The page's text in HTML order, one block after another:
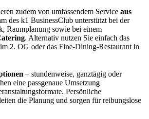
zudem von umfassendem Service aus
des k1 BusinessClub unterstützt bei der
Raumplanung sowie bei einem
. Alternativ nutzen Sie einfach das
2. OG oder das Fine-Dining-Restaurant in
– stundenweise, ganztägig oder
eine passgenaue Umsetzung
Persönliche
die Planung und sorgen für reibungslose